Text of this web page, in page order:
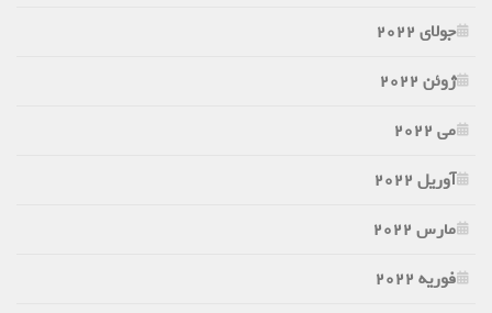
جولای 2022
ژوئن 2022
می 2022
آوریل 2022
مارس 2022
فوریه 2022